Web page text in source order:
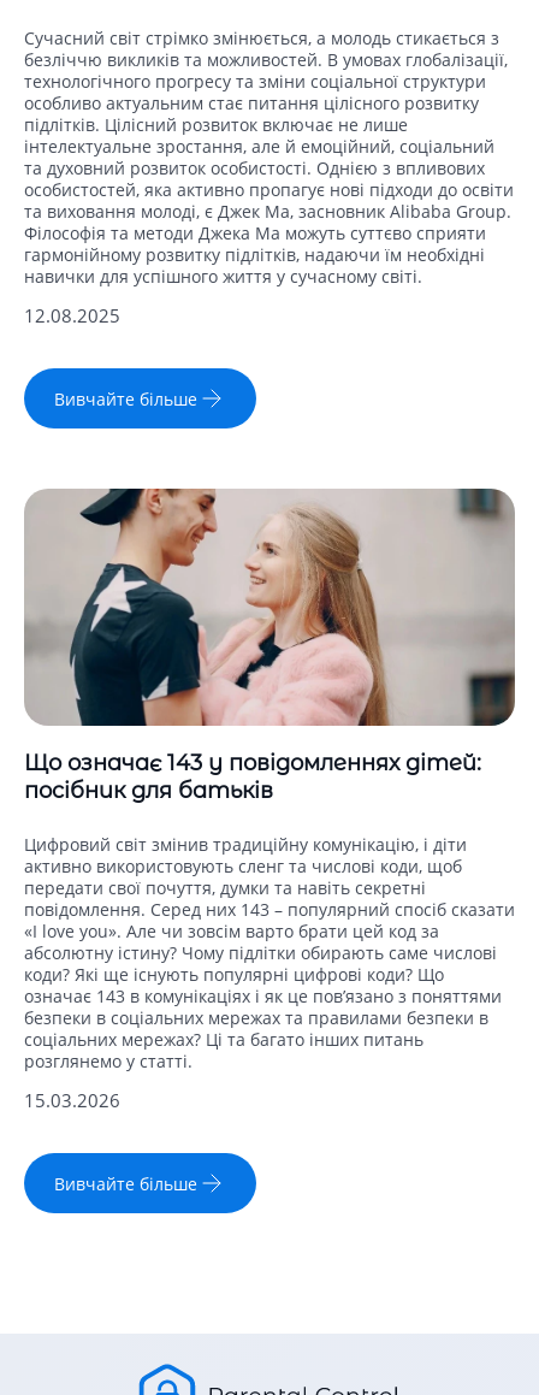
Сучасний світ стрімко змінюється, а молодь стикається з
безліччю викликів та можливостей. В умовах глобалізації,
технологічного прогресу та зміни соціальної структури
особливо актуальним стає питання цілісного розвитку
підлітків. Цілісний розвиток включає не лише
інтелектуальне зростання, але й емоційний, соціальний
та духовний розвиток особистості. Однією з впливових
особистостей, яка активно пропагує нові підходи до освіти
та виховання молоді, є Джек Ма, засновник Alibaba Group.
Філософія та методи Джека Ма можуть суттєво сприяти
гармонійному розвитку підлітків, надаючи їм необхідні
навички для успішного життя у сучасному світі.
12.08.2025
Вивчайте більше
Що означає 143 у повідомленнях дітей:
посібник для батьків
Цифровий світ змінив традиційну комунікацію, і діти
активно використовують сленг та числові коди, щоб
передати свої почуття, думки та навіть секретні
повідомлення. Серед них 143 – популярний спосіб сказати
«I love you». Але чи зовсім варто брати цей код за
абсолютну істину? Чому підлітки обирають саме числові
коди? Які ще існують популярні цифрові коди? Що
означає 143 в комунікаціях і як це пов’язано з поняттями
безпеки в соціальних мережах та правилами безпеки в
соціальних мережах? Ці та багато інших питань
розглянемо у статті.
15.03.2026
Вивчайте більше